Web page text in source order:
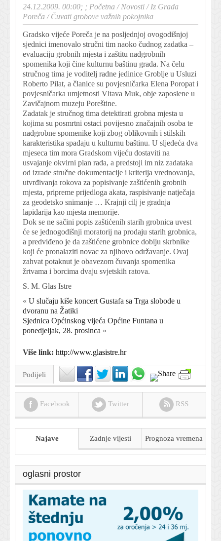
24.12.2009. 00:00; ; Početna /Novosti /Iz Grada
Poreča /Čuvati grobove važnih pokojnika
Gradsko vijeće Poreča je na posljednjoj ovogodišnjoj
sjednici imenovalo stručni tim naoko čudnog zadatka –
evaluaciju grobnih mjesta i zaštitu nadgrobnih
spomenika koji čine kulturnu baštinu grada. Na čelu
stručnog tima je voditelj radne jedinice Groblje u Usluzi
Roberto Pilat, a članice su povjesničarka Elena Poropat i
povjesničarka umjetnosti Vltava Muk, obje zaposlene u
Zavičajnom muzeju Poreštine.
Zadatak je stručnog tima detektirati grobna mjesta u
kojima su posmrtni ostaci povijesno značajnih osoba te
nadgrobne spomenike koji zbog oblikovnih i stilskih
karakteristika spadaju u kulturnu baštinu. U sljedeća dva
mjeseca tim mora Gradskom vijeću dostaviti na
usvajanje okvirni plan rada, a predstoji im niz zadataka
od izrade stručne dokumentacije i kriterija vrednovanja,
utvrđivanja rokova za popisivanje zaštićenih grobnih
mjesta, pripreme prijedloga akata, raspisivanje natječaja
za geodetsko snimanje … Krajnji cilj je gradnja
lapidarija kao mjesta memorije.
Dok se ne sačini popis zaštićenih starih grobnica uvest
će se jednogodišnji moratorij na prodaju starih grobnica,
a predviđeno je da zaštićene grobnice dobiju skrbnike
koji će pronalaziti novac za njihovo održavanje. Ovaj
zahvat potaknut je obavezom čuvanja spomenika
žrtvama i borcima dvaju svjetskih ratova.
S. M. Glas Istre
« U slučaju kiše koncert Gustafa sa Trga slobode u
dvoranu na Žatiki
Sjednica Općinskog vijeća Općine Funtana u
ponedjeljak, 28. prosinca »
Više link: http://www.glasistre.hr
Podijeli
Facebook Twitter RSS
Najave Zadnje vijesti Prognoza vremena
oglasni prostor